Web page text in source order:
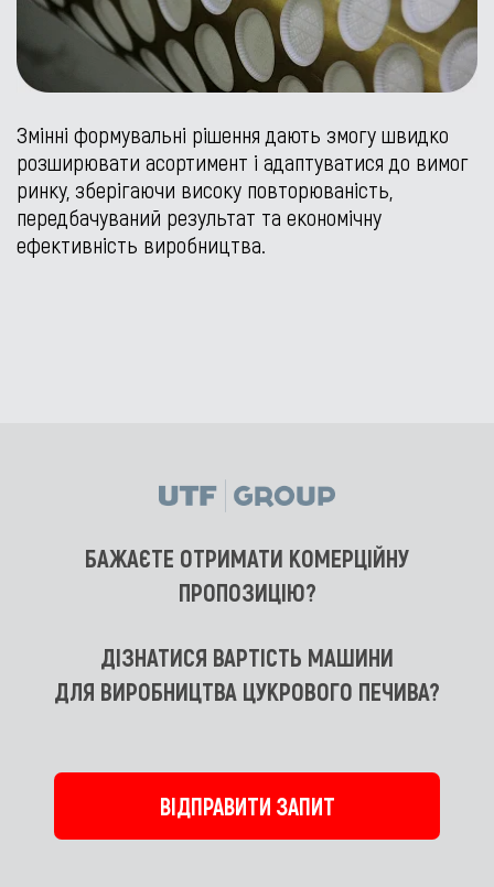
Змінні формувальні рішення дають змогу швидко
розширювати асортимент і адаптуватися до вимог
ринку, зберігаючи високу повторюваність,
передбачуваний результат та економічну
ефективність виробництва.
БАЖАЄТЕ ОТРИМАТИ КОМЕРЦІЙНУ
ПРОПОЗИЦІЮ?
ДІЗНАТИСЯ ВАРТІСТЬ МАШИНИ
ДЛЯ ВИРОБНИЦТВА ЦУКРОВОГО ПЕЧИВА?
ВІДПРАВИТИ ЗАПИТ